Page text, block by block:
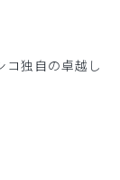
独自の卓越し